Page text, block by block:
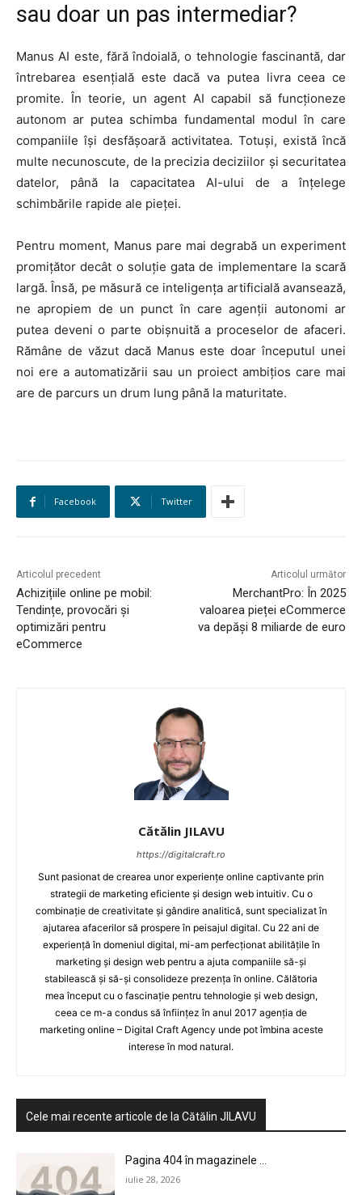
NEWS
E-COMMERCE
EVENIMENTE
sau doar un pas intermediar?
Manus AI este, fără îndoială, o tehnologie fascinantă, dar
întrebarea esențială este dacă va putea livra ceea ce
promite. În teorie, un agent AI capabil să funcționeze
autonom ar putea schimba fundamental modul în care
companiile își desfășoară activitatea. Totuși, există încă
multe necunoscute, de la precizia deciziilor și securitatea
datelor, până la capacitatea AI-ului de a înțelege
schimbările rapide ale pieței.
Pentru moment, Manus pare mai degrabă un experiment
promițător decât o soluție gata de implementare la scară
largă. Însă, pe măsură ce inteligența artificială avansează,
ne apropiem de un punct în care agenții autonomi ar
putea deveni o parte obișnuită a proceselor de afaceri.
Rămâne de văzut dacă Manus este doar începutul unei
noi ere a automatizării sau un proiect ambițios care mai
are de parcurs un drum lung până la maturitate.
Facebook Twitter
Articolul precedent
Achizițiile online pe mobil:
Tendințe, provocări și
optimizări pentru
eCommerce
Articolul următor
MerchantPro: În 2025
valoarea pieței eCommerce
va depăși 8 miliarde de euro
Cătălin JILAVU
https://digitalcraft.ro
Sunt pasionat de crearea unor experiențe online captivante prin
strategii de marketing eficiente și design web intuitiv. Cu o
combinație de creativitate și gândire analitică, sunt specializat în
ajutarea afacerilor să prospere în peisajul digital. Cu 22 ani de
experiență în domeniul digital, mi-am perfecționat abilitățile în
marketing și design web pentru a ajuta companiile să-și
stabilească și să-și consolideze prezența în online. Călătoria
mea început cu o fascinație pentru tehnologie și web design,
ceea ce m-a condus să înființez în anul 2017 agenția de
marketing online – Digital Craft Agency unde pot îmbina aceste
interese în mod natural.
Cele mai recente articole de la Cătălin JILAVU
Pagina 404 în magazinele ...
iulie 28, 2026